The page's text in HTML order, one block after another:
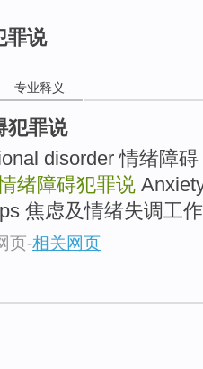
罪说
专业释义
犯罪说
disorder 情绪障碍
绪障碍犯罪说
焦虑及情绪失调工
页-相关网页